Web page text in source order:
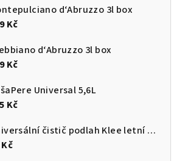
d‘Abruzzo 3l box
Kč
d‘Abruzzo 3l box
Kč
Universal 5,6L
Kč
Universální čistič podlah Klee letní květy 1,45 l